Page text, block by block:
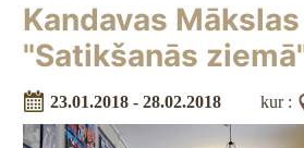
Kandavas
"Satikšanās
23.01.2018 - 28.02.2018 kur :